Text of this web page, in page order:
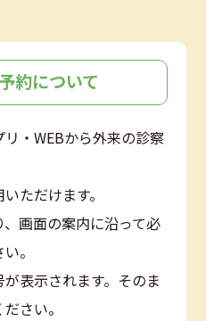
約について
リ・WEBから外来の診察
ただけます。
画面の案内に沿って必
。
表示されます。そのま
さい。